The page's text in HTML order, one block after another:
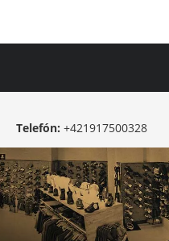
Telefón: +421917500328